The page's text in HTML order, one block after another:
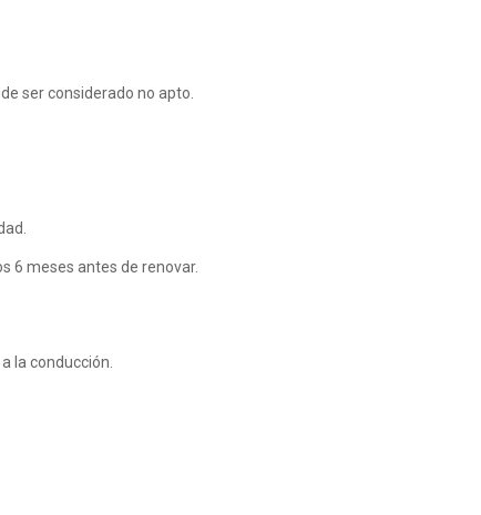
ser considerado no apto.
6 meses antes de renovar.
la conducción.